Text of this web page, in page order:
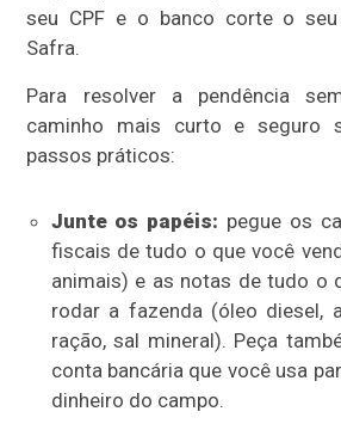
seu CPF e o banco corte o
Safra.
Para resolver a pendência
caminho mais curto e seguro
passos práticos:
Junte os papéis: pegue os
fiscais de tudo o que você
animais) e as notas de tudo o
rodar a fazenda (óleo diesel,
ração, sal mineral). Peça
conta bancária que você usa
dinheiro do campo.